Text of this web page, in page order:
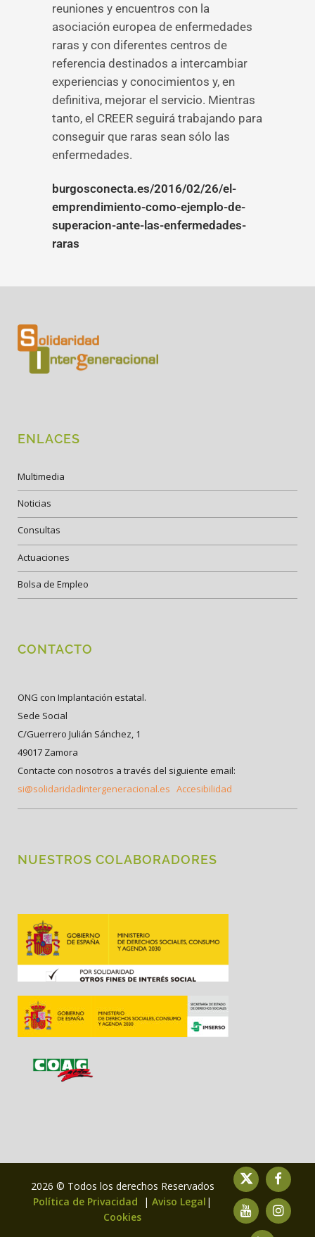
reuniones y encuentros con la
asociación europea de enfermedades
raras y con diferentes centros de
referencia destinados a intercambiar
experiencias y conocimientos y, en
definitiva, mejorar el servicio. Mientras
tanto, el CREER seguirá trabajando para
conseguir que raras sean sólo las
enfermedades.
burgosconecta.es/2016/02/26/el-
emprendimiento-como-ejemplo-de-
superacion-ante-las-enfermedades-
raras
ENLACES
Multimedia
Noticias
Consultas
Actuaciones
Bolsa de Empleo
CONTACTO
ONG con Implantación estatal.
Sede Social
C/Guerrero Julián Sánchez, 1
49017 Zamora
Contacte con nosotros a través del siguiente email:
si@solidaridadintergeneracional.es Accesibilidad
NUESTROS COLABORADORES
2026 © Todos los derechos Reservados
Política de Privacidad
| Aviso Legal |
Cookies